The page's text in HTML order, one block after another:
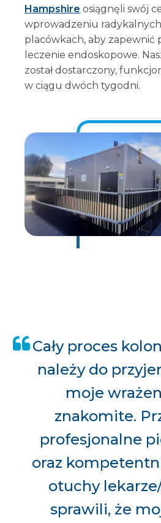
Hampshire osiągnęli swój
wprowadzeniu
placówkach, aby zapewnić
leczenie endoskopowe.
został dostarczony,
w ciągu dwóch tygodni.
Cały proces
należy do
moje
znakomite.
profesjonalne
oraz
otuchy
sprawili, że